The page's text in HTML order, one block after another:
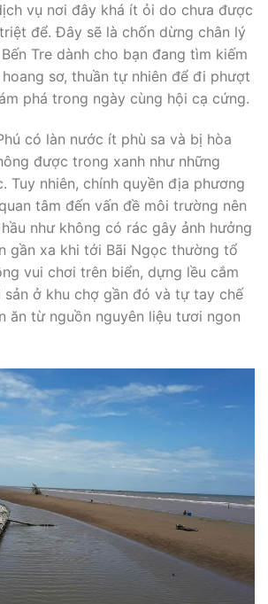
vụ nơi đây khá ít ỏi do chưa được
để. Đây sẽ là chốn dừng chân lý
Tre dành cho bạn đang tìm kiếm
sơ, thuần tự nhiên để đi phượt
phá trong ngày cùng hội cạ cứng.
có làn nước ít phù sa và bị hòa
được trong xanh như những
Tuy nhiên, chính quyền địa phương
tâm đến vấn đề môi trường nên
như không có rác gây ảnh hưởng
gần xa khi tới Bãi Ngọc thường tổ
vui chơi trên biển, dựng lều cắm
sản ở khu chợ gần đó và tự tay chế
ăn từ nguồn nguyên liệu tươi ngon